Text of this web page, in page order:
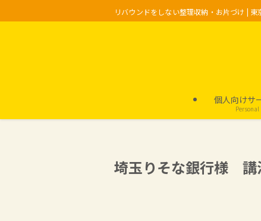
リバウンドをしない整理収納・お片づけ | 東
個人向けサ
Personal
埼玉りそな銀行様 講